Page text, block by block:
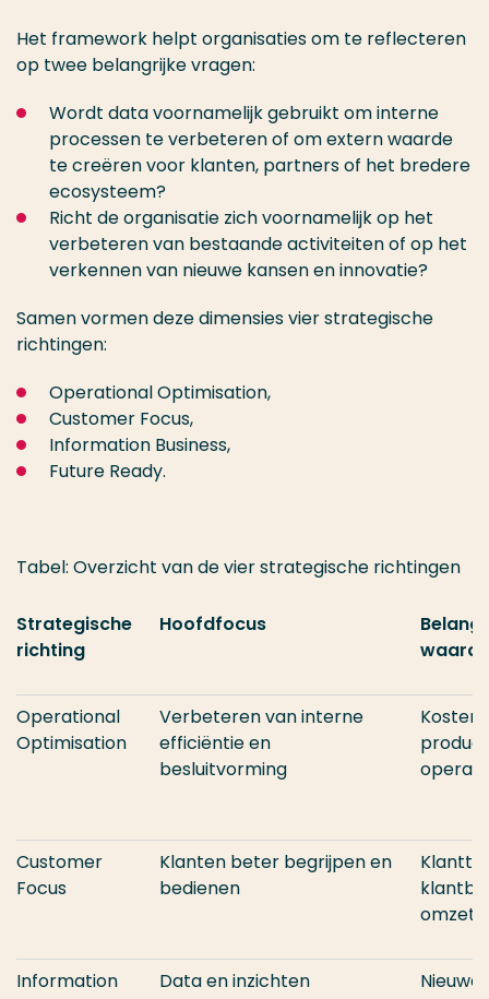
Het framework helpt organisaties om te reflecteren
op twee belangrijke vragen:
Wordt data voornamelijk gebruikt om interne
processen te verbeteren of om extern waarde
te creëren voor klanten, partners of het bredere
ecosysteem?
Richt de organisatie zich voornamelijk op het
verbeteren van bestaande activiteiten of op het
verkennen van nieuwe kansen en innovatie?
Samen vormen deze dimensies vier strategische
richtingen:
Operational Optimisation,
Customer Focus,
Information Business,
Future Ready.
Tabel: Overzicht van de vier strategische richtingen
Strategische
richting
Hoofdfocus
Operational
Optimisation
Verbeteren van interne
efficiëntie en
besluitvorming
Customer
Focus
Klanten beter begrijpen en
bedienen
Information
Data en inzichten
Nieuwe